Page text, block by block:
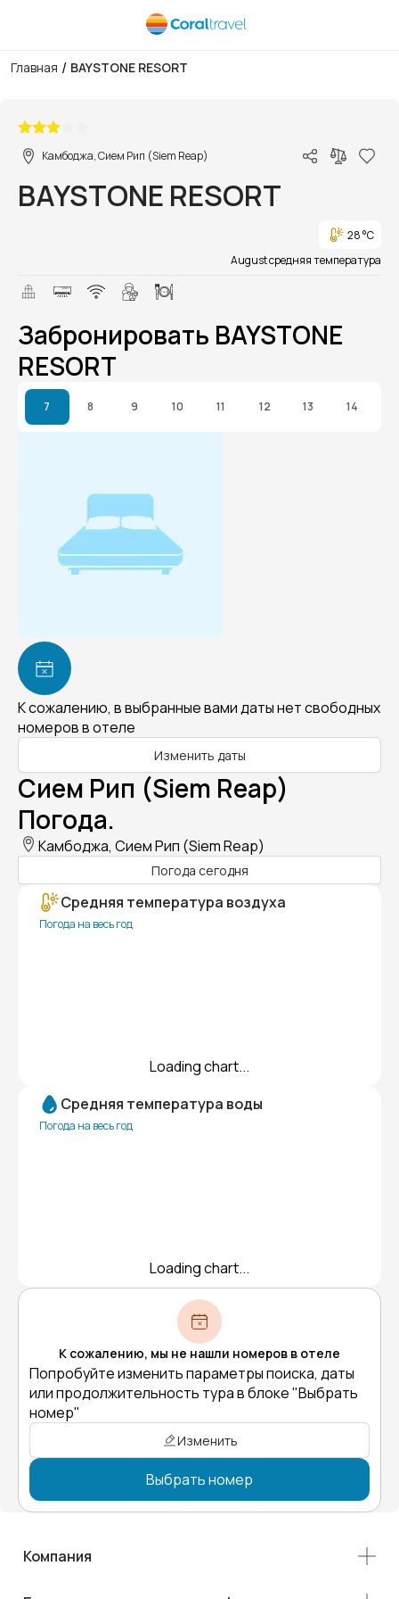
Главная / BAYSTONE RESORT
Камбоджа, Сием Рип (Siem Reap)
BAYSTONE RESORT
28 °C
August средняя температура
Забронировать BAYSTONE
RESORT
7 8 9 10 11 12 13 14
К сожалению, в выбранные вами даты нет свободных
номеров в отеле
Изменить даты
Сием Рип (Siem Reap)
Погода.
Камбоджа, Сием Рип (Siem Reap)
Погода сегодня
Средняя температура воздуха
Погода на весь год
Loading chart...
Средняя температура воды
Погода на весь год
Loading chart...
К сожалению, мы не нашли номеров в отеле
Попробуйте изменить параметры поиска, даты
или продолжительность тура в блоке "Выбрать
номер"
Изменить
Выбрать номер
Компания